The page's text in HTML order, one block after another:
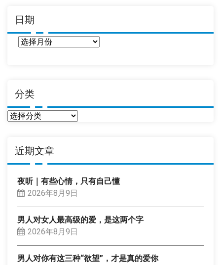
日期
分类
分
近期文章
夜听｜有些心情，只有自己懂
2026年8月9日
男人对女人最高级的爱，是这两个字
2026年8月9日
男人对你有这三种“欲望”，才是真的爱你